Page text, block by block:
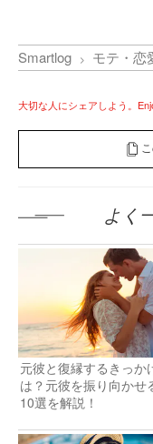
Smartlog モテ・恋
大切な人にシェアしよう。
よく
元彼と復縁するきっか
は？元彼を振り向かせ
10選を解説！